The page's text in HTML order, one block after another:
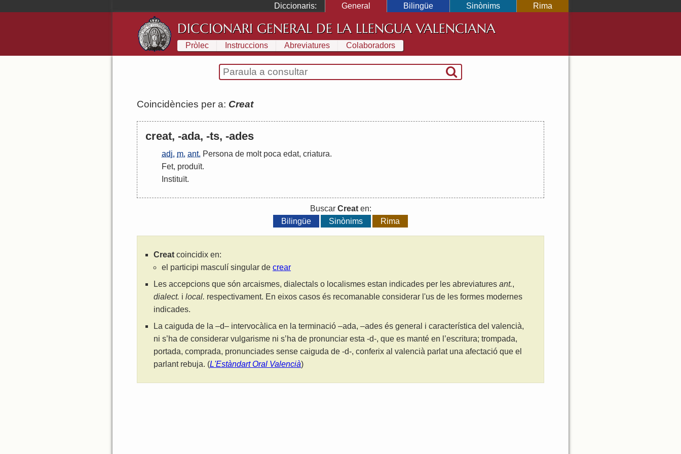
Diccionaris: General Bilingüe Sinònims Rima
DICCIONARI GENERAL DE LA LLENGUA VALENCIANA
Pròlec Instruccions Abreviatures Colaboradors
Coincidències per a: Creat
creat, -ada, -ts, -ades
adj. m. ant. Persona de molt poca edat, criatura.
Fet, produït.
Instituït.
Buscar Createn:
Bilingüe
Sinònims Rima
Creat coincidix en:
el participi masculí singular de crear
Les accepcions que són arcaismes, dialectals o localismes estan indicades per les abreviatures ant.,
dialect. i local. respectivament. En eixos casos és recomanable considerar l'us de les formes modernes
indicades.
La caiguda de la –d– intervocàlica en la terminació –ada, –ades és general i característica del valencià,
ni s’ha de considerar vulgarisme ni s’ha de pronunciar esta -d-, que es manté en l’escritura; trompada,
portada, comprada, pronunciades sense caiguda de -d-, conferix al valencià parlat una afectació que el
parlant rebuja. (L'Estàndart Oral Valencià)